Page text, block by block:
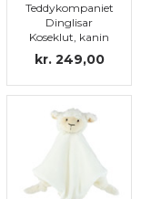
Teddykompaniet
Dinglisar
Koseklut, kanin
kr. 249,00